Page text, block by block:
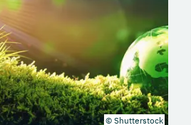
© Shutterstock